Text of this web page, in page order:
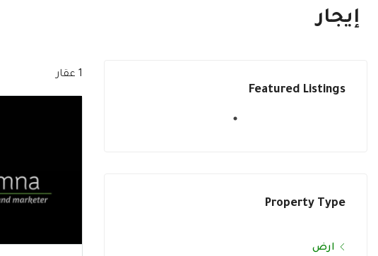
إيجار
1 عقار
Featured Listings
Property Type
ارض